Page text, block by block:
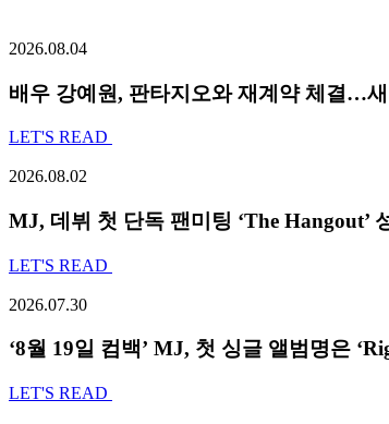
2026.08.04
배우 강예원, 판타지오와 재계약 체결…
LET'S READ
2026.08.02
MJ, 데뷔 첫 단독 팬미팅 ‘The Hangout’
LET'S READ
2026.07.30
‘8월 19일 컴백’ MJ, 첫 싱글 앨범명은
LET'S READ